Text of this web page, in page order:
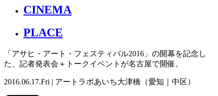
CINEMA
PLACE
「アサヒ・アート・フェスティバル2016」の開幕を記念し
た、記者発表会＋トークイベントが名古屋で開催。
2016.06.17.Fri | アートラボあいち大津橋（愛知｜中区）